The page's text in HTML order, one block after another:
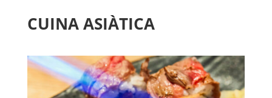
CUINA ASIÀTICA